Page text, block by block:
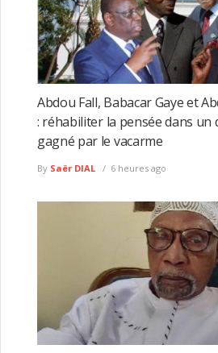
Abdou Fall, Babacar Gaye et
: réhabiliter la pensée dans un
gagné par le vacarme
By Saër DIAL 6 heures ago